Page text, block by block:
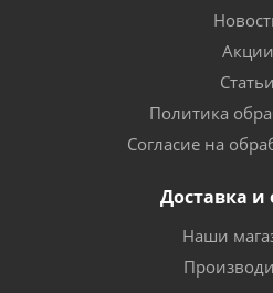
Акции
Статьи
Политика
Согласие на
Доставка и
Наши